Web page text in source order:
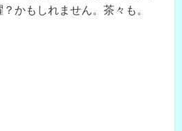
かもしれません。茶々も。